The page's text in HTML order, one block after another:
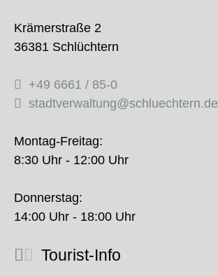
Krämerstraße 2
36381 Schlüchtern
+49 6661 / 85-0
stadtverwaltung@schluechtern.de
Montag-Freitag:
8:30 Uhr - 12:00 Uhr
Donnerstag:
14:00 Uhr - 18:00 Uhr
Tourist-Info